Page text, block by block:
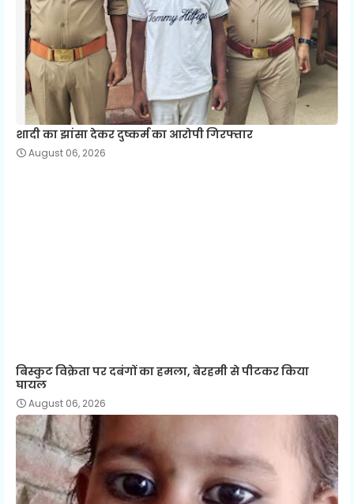
शादी का झांसा देकर दुष्कर्म का आरोपी गिरफ्तार
August 06, 2026
बिस्कुट विक्रेता पर दबंगों का हमला, बेरहमी से पीटकर किया
घायल
August 06, 2026